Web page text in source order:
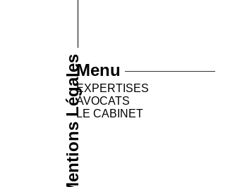
Mentions LégalesMenu
EXPERTISES
AVOCATS
LE CABINET